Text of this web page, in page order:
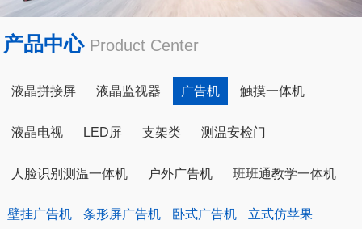
产品中心 Product Center
液晶拼接屏 液晶监视器 广告机 触摸一体机
液晶电视 LED屏 支架类 测温安检门
人脸识别测温一体机 户外广告机 班班通教学一体机
壁挂广告机 条形屏广告机 卧式广告机
立式仿苹果